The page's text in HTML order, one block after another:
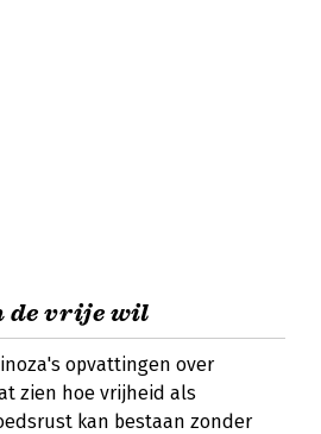
de vrije wil
opvattingen over
zien hoe vrijheid als
kan bestaan zonder